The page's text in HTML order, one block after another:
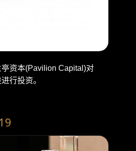
资本(Pavilion Capital)对
行投资。